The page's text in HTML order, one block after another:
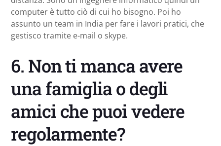
computer è tutto ciò di cui ho bisogno. Poi ho
assunto un team in India per fare i lavori pratici, che
gestisco tramite e-mail o skype.
6. Non ti manca avere
una famiglia o degli
amici che puoi vedere
regolarmente?